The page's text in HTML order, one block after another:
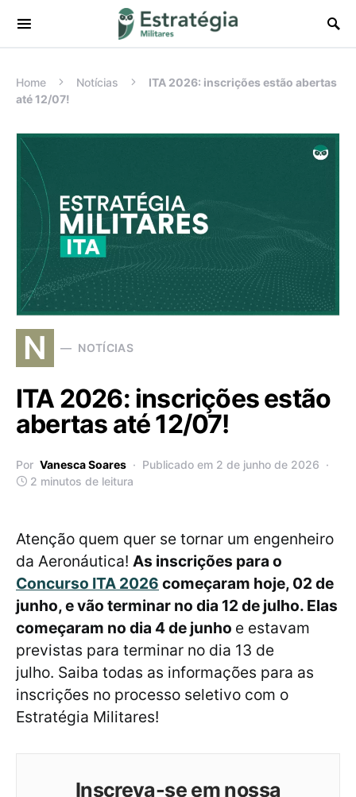
Procurar:
Home Notícias
ITA 2026: inscrições estão abertas
até 12/07!
N NOTÍCIAS
ITA 2026: inscrições estão
abertas até 12/07!
Por Vanesca Soares
Publicado em 2 de junho de 2026
2 minutos de leitura
Atenção quem quer se tornar um engenheiro
da Aeronáutica! As inscrições para o
Concurso ITA 2026 começaram hoje, 02 de
junho, e vão terminar no dia 12 de julho. Elas
começaram no dia 4 de junho e estavam
previstas para terminar no dia 13 de
julho. Saiba todas as informações para as
inscrições no processo seletivo com o
Estratégia Militares!
Inscreva-se em nossa